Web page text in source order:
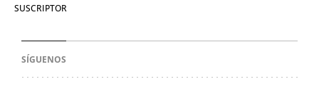
SUSCRIPTOR
SÍGUENOS